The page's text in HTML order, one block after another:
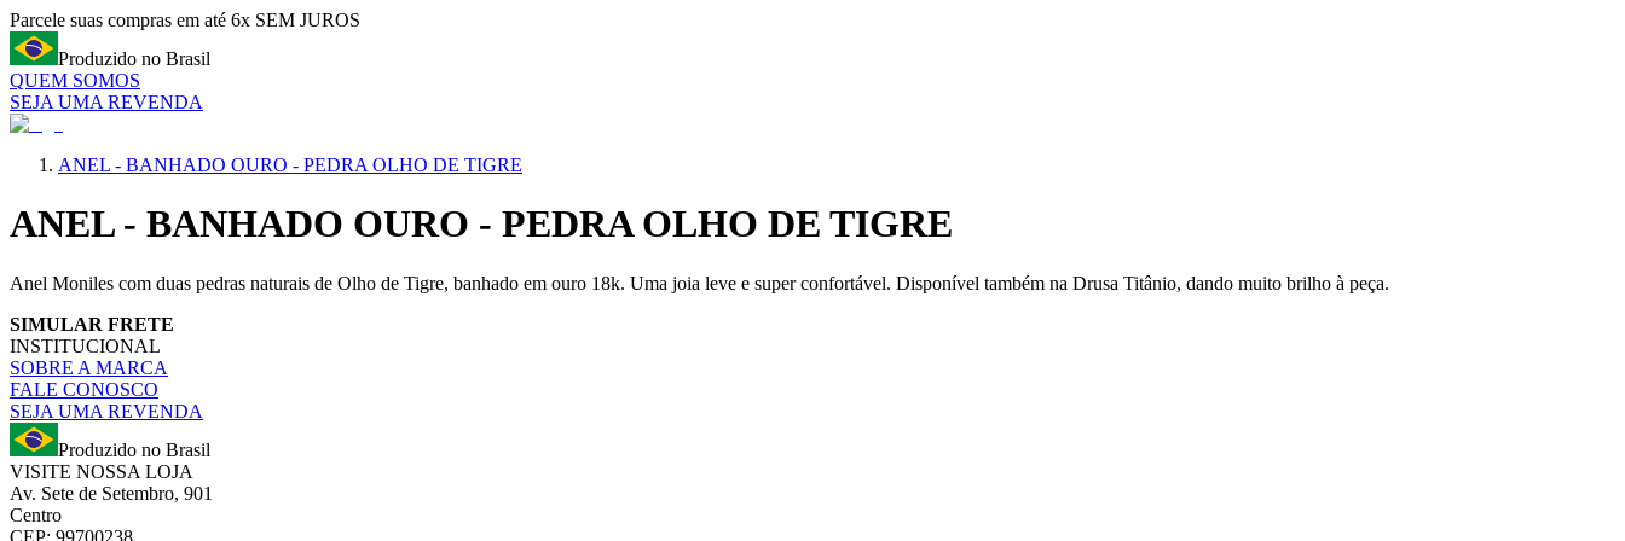
Parcele suas compras em até 6x SEM JUROS
Produzido no Brasil
QUEM SOMOS
SEJA UMA REVENDA
ANEL - BANHADO OURO - PEDRA OLHO DE TIGRE
ANEL - BANHADO OURO - PEDRA OLHO DE TIGRE
Anel Moniles com duas pedras naturais de Olho de Tigre, banhado em ouro 18k. Uma joia leve e super confortável. Disponível também na Drusa Titânio, dando muito brilho à peça.
SIMULAR FRETE
INSTITUCIONAL
SOBRE A MARCA
FALE CONOSCO
SEJA UMA REVENDA
Produzido no Brasil
VISITE NOSSA LOJA
Av. Sete de Setembro, 901
Centro
CEP: 99700238